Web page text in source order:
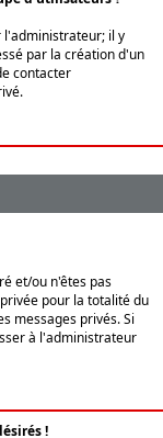
l'administrateur; il y
par la création d'un
contacter
et/ou n'êtes pas
pour la totalité du
messages privés. Si
à l'administrateur
!